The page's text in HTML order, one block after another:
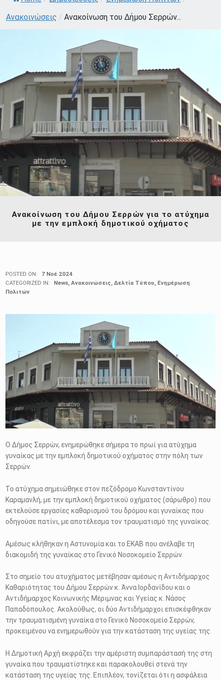
Ανακοινώσεις / Ανακοίνωση του Δήμου Σερρών...
Ανακοίνωση του Δήμου Σερρών για το ατύχημα
με την εμπλοκή δημοτικού οχήματος
POSTED ON:
7 Νοέ 2024
CATEGORIZED IN:
News, Ανακοινώσεις Δελτία Τύπου Ενημέρωση
Πολιτών
Ο Δήμος Σερρών, ενημερώθηκε σήμερα το πρωί για ατύχημα
γυναίκας με την εμπλοκή δημοτικού οχήματος στην πόλη των
Σερρών.
Το ατύχημα σημειώθηκε στον πεζόδρομο Κωνσταντίνου
Καραμανλή, με την εμπλοκή δημοτικού οχήματος (σάρωθρο) που
εκτελούσε εργασίες καθαρισμού του δρόμου και γυναίκας που
οδηγούσε πατίνι, με αποτέλεσμα τον τραυματισμό της γυναίκας.
Αμέσως κλήθηκαν η Αστυνομία και το ΕΚΑΒ που ανέλαβε τη
διακομιδή της γυναίκας στο Γενικό Νοσοκομείο Σερρών.
Στο σημείο του ατυχήματος μετέβησαν αμέσως η Αντιδήμαρχος
Καθαριότητας του Δήμου Σερρών κ. Άννα Ιορδανίδου και ο
Αντιδήμαρχος Κοινωνικής Μέριμνας και Υγείας κ. Νάσος
Παπαδόπουλος. Ακολούθως, οι δύο Αντιδήμαρχοι επισκέφθηκαν
την τραυματισμένη γυναίκα στο Γενικό Νοσοκομείο Σερρών,
προκειμένου να ενημερωθούν για την κατάσταση της υγείας της.
Η Δημοτική Αρχή εκφράζει την αμέριστη συμπαράστασή της στη
γυναίκα που τραυματίστηκε και παρακολουθεί στενά την
κατάσταση της υγείας της. Επιπλέον, τονίζεται ότι η ασφάλεια